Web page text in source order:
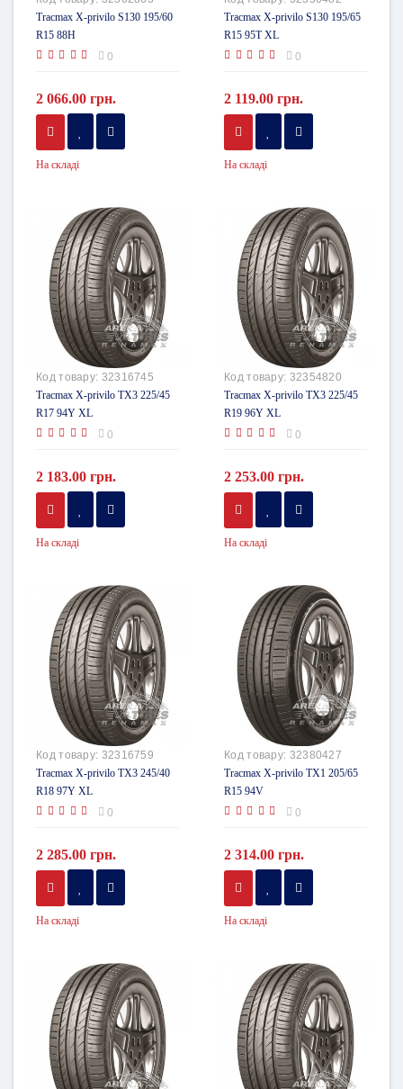
Tracmax X-privilo S130 195/60
R15 88H
0
2 066.00 грн.
На складі
Tracmax X-privilo S130 195/65
R15 95T XL
0
2 119.00 грн.
На складі
Код товару: 32316745
Tracmax X-privilo TX3 225/45
R17 94Y XL
0
2 183.00 грн.
На складі
Код товару: 32354820
Tracmax X-privilo TX3 225/45
R19 96Y XL
0
2 253.00 грн.
На складі
Код товару: 32316759
Tracmax X-privilo TX3 245/40
R18 97Y XL
0
2 285.00 грн.
На складі
Код товару: 32380427
Tracmax X-privilo TX1 205/65
R15 94V
0
2 314.00 грн.
На складі